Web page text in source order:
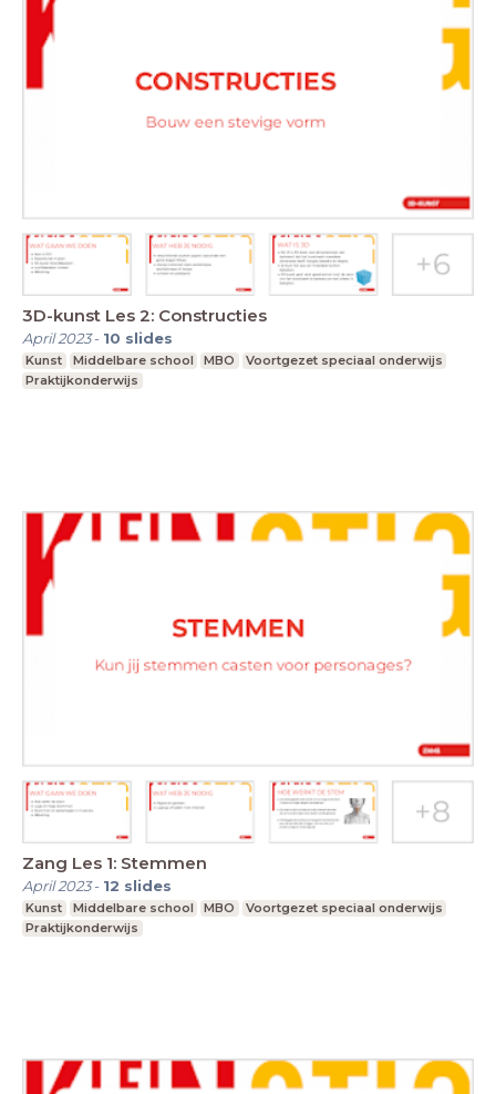
3D-kunst Les 2: Constructies
April 2023- 10 slides
Kunst Middelbare school MBO
Voortgezet speciaal onderwijs
Praktijkonderwijs
Zang Les 1: Stemmen
April 2023- 12 slides
Kunst Middelbare school MBO
Voortgezet speciaal onderwijs
Praktijkonderwijs